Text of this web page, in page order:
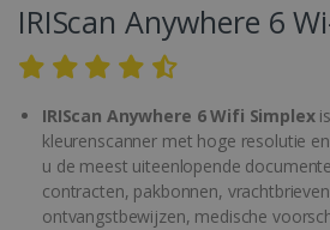
IRIScan Anywhere 6
IRIScan Anywhere 6 Wifi Simplex
kleurenscanner met hoge resolutie
u de meest uiteenlopende
contracten, pakbonnen,
ontvangstbewijzen, medische